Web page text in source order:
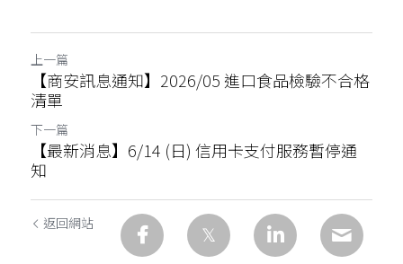
上一篇
【商安訊息通知】2026/05 進口食品檢驗不合格
清單
下一篇
【最新消息】6/14 (日) 信用卡支付服務暫停通
知
返回網站